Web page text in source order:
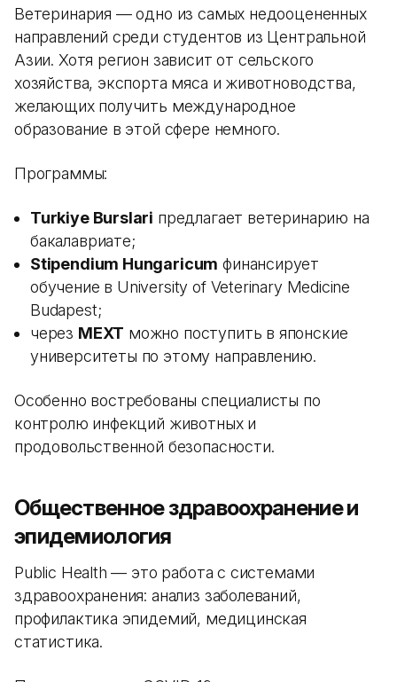
Ветеринария — одно из самых недооцененных
направлений среди студентов из Центральной
Азии. Хотя регион зависит от сельского
хозяйства, экспорта мяса и животноводства,
желающих получить международное
образование в этой сфере немного.
Программы:
Turkiye Burslari предлагает ветеринарию на
бакалавриате;
Stipendium Hungaricum финансирует
обучение в University of Veterinary Medicine
Budapest;
через MEXT можно поступить в японские
университеты по этому направлению.
Особенно востребованы специалисты по
контролю инфекций животных и
продовольственной безопасности.
Общественное здравоохранение и
эпидемиология
Public Health — это работа с системами
здравоохранения: анализ заболеваний,
профилактика эпидемий, медицинская
статистика.